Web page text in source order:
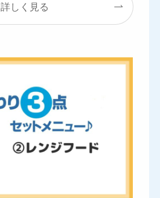
詳しく見る